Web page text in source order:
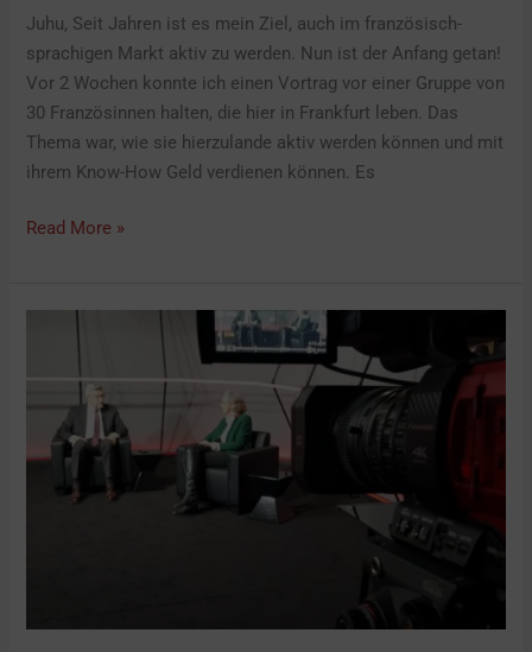
Juhu, Seit Jahren ist es mein Ziel, auch im französisch-
sprachigen Markt aktiv zu werden. Nun ist der Anfang getan!
Vor 2 Wochen konnte ich einen Vortrag vor einer Gruppe von
30 Französinnen halten, die hier in Frankfurt leben. Das
Thema war, wie sie hierzulande aktiv werden können und mit
ihrem Know-How Geld verdienen können. Es
Read More »
Bundesverband
Initiative